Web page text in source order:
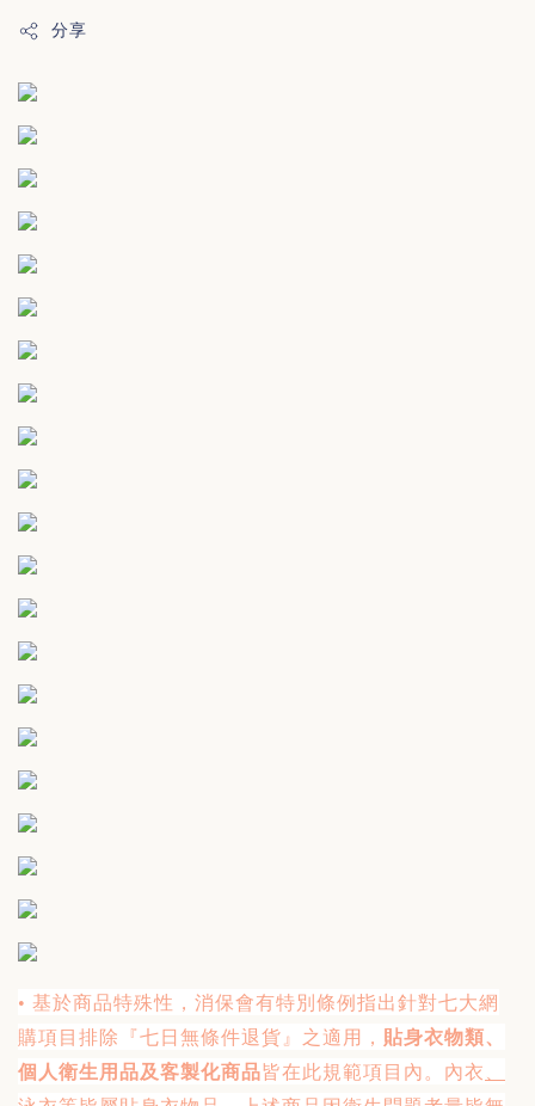
分享
• 基於商品特殊性，消保會有特別條例指出針對七大網
購項目排除『七日無條件退貨』之適用， 貼身衣物類、
個人衛生用品及客製化商品皆在此規範項目內。內衣、